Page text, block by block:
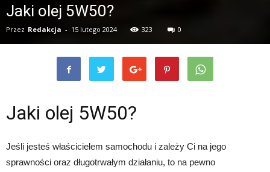
Jaki olej 5W50?
Przez Redakcja - 15 lutego 2024 323 0
Jaki olej 5W50?
Jeśli jesteś właścicielem samochodu i zależy Ci na jego
sprawności oraz długotrwałym działaniu, to na pewno